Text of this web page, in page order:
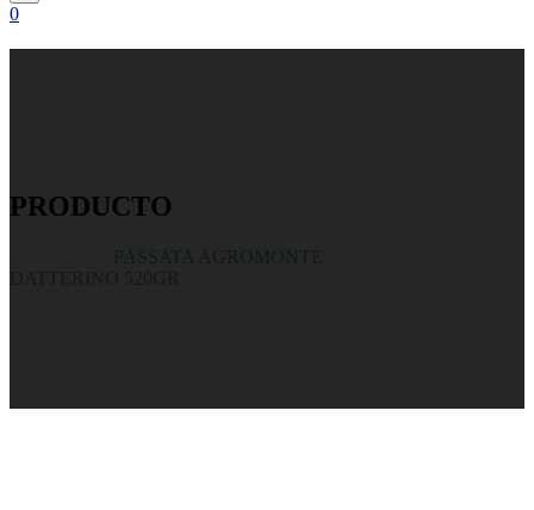
0
PRODUCTO
PASSATA AGROMONTE
DATTERINO 520GR